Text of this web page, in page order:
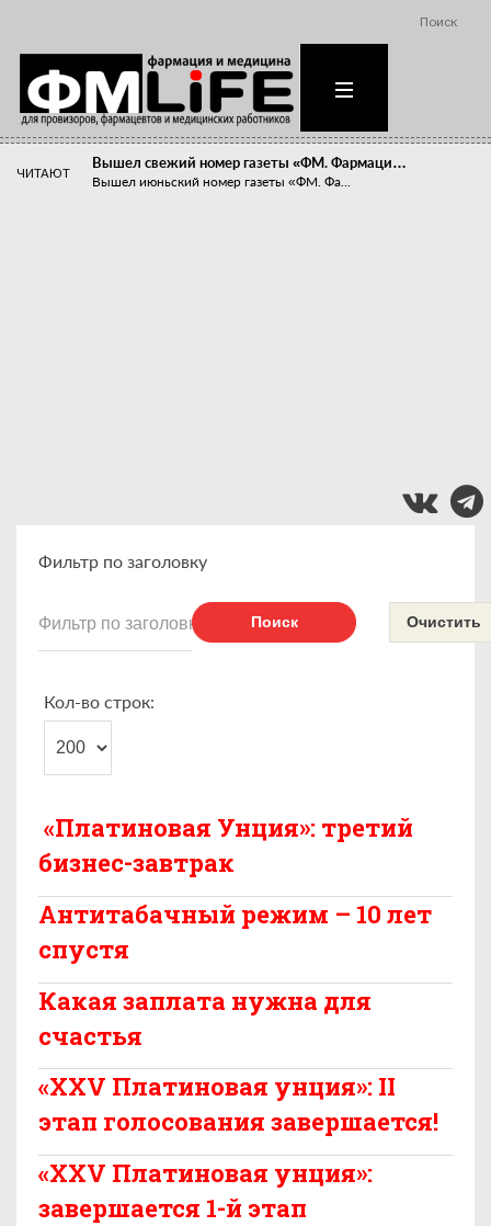
Поиск
ЧИТАЮТ
Вышел свежий номер газеты «ФМ. Фармаци…
Вышел июньский номер газеты «ФМ. Фа...
Фильтр по заголовку
Поиск Очистить
Кол-во строк:
«Платиновая Унция»: третий
бизнес-завтрак
Антитабачный режим – 10 лет
спустя
Какая заплата нужна для
счастья
«XXV Платиновая унция»: II
этап голосования завершается!
«XXV Платиновая унция»:
завершается 1-й этап